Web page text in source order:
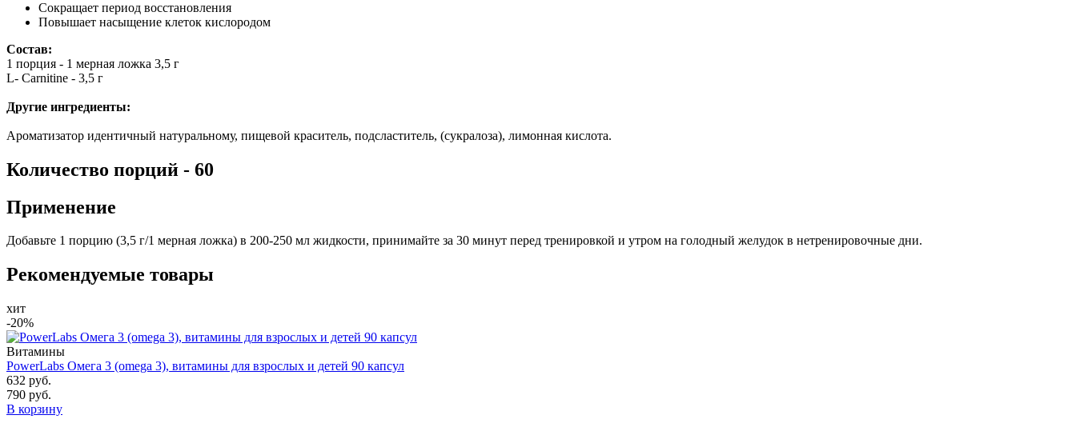
Сокращает период восстановления
Повышает насыщение клеток кислородом
Состав:
1 порция - 1 мерная ложка 3,5 г
L- Carnitine - 3,5 г
Другие ингредиенты:
Ароматизатор идентичный натуральному, пищевой краситель, подсластитель, (сукралоза), лимонная кислота.
Количество порций - 60
Применение
Добавьте 1 порцию (3,5 г/1 мерная ложка) в 200-250 мл жидкости, принимайте за 30 минут перед тренировкой и утром на голодный желудок в нетренировочные дни.
Рекомендуемые товары
хит
-20%
Витамины
PowerLabs Омега 3 (omega 3), витамины для взрослых и детей 90 капсул
632 руб.
790 руб.
В корзину